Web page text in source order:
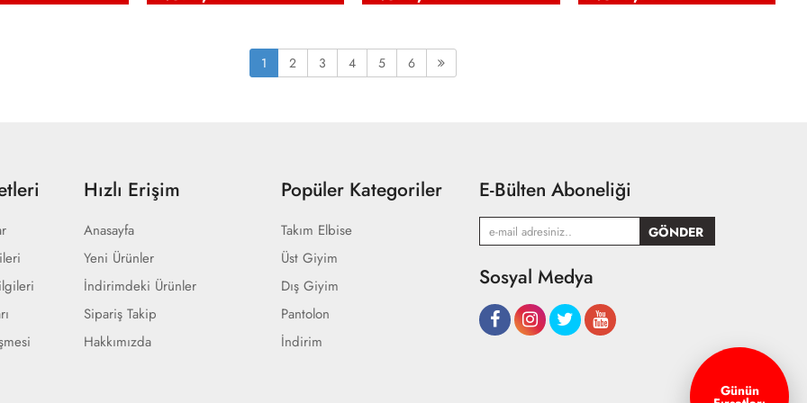
1 2 3 4 5 6
Hızlı Erişim
Anasayfa
Yeni Ürünler
İndirimdeki Ürünler
Sipariş Takip
Hakkımızda
Popüler Kategoriler
Takım Elbise
Üst Giyim
Dış Giyim
Pantolon
İndirim
E-Bülten Aboneliği
Sosyal Medya
Günün